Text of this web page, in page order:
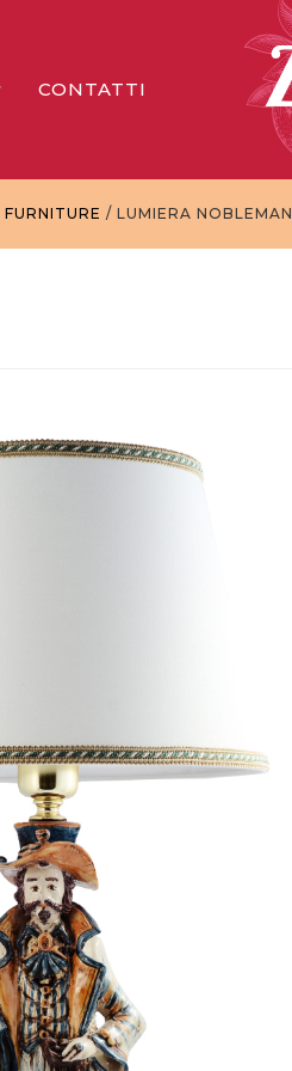
CONTATTI
FURNITURE / LUMIERA NOBLEMAN